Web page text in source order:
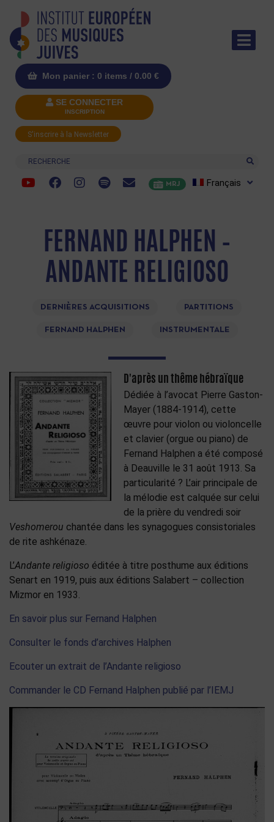
Mon panier : 0 items / 0.00 €
SE CONNECTER
INSCRIPTION
S'inscrire à la Newsletter
Recherche
MRJ Français
FERNAND HALPHEN –
ANDANTE RELIGIOSO
DERNIÈRES ACQUISITIONS PARTITIONS
FERNAND HALPHEN INSTRUMENTALE
D'après un thême hébraïque
Dédiée à l’avocat Pierre Gaston-
Mayer (1884-1914), cette
œuvre pour violon ou violoncelle
et clavier (orgue ou piano) de
Fernand Halphen a été composé
à Deauville le 31 août 1913. Sa
particularité ? L’air principale de
la mélodie est calquée sur celui
de la prière du vendredi soir
Veshomerou chantée dans les synagogues consistoriales
de rite ashkénaze.
L’Andante religioso éditée à titre posthume aux éditions
Senart en 1919, puis aux éditions Salabert – collection
Mizmor en 1933.
En savoir plus sur Fernand Halphen
Consulter le fonds d’archives Halphen
Ecouter un extrait de l’Andante religioso
Commander le CD Fernand Halphen publié par l’IEMJ